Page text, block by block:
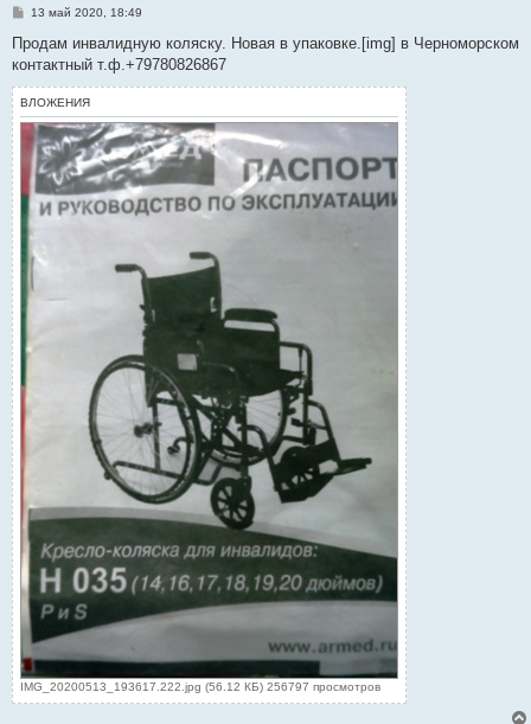
С
о
щ
н
и
е
13 май 2020, 18:49
Продам инвалидную коляску. Новая в упаковке.[img] в Черноморском
контактный т.ф.+79780826867
ВЛОЖЕНИЯ
IMG_20200513_193617.222.jpg (56.12 КБ) 256797 просмотров